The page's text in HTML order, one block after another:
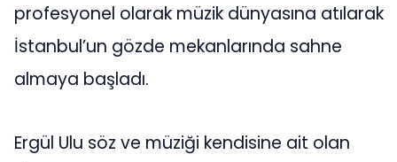
profesyonel olarak müzik dünyasına atılarak
İstanbul’un gözde mekanlarında sahne
almaya başladı.
Ergül Ulu söz ve müziği kendisine ait olan